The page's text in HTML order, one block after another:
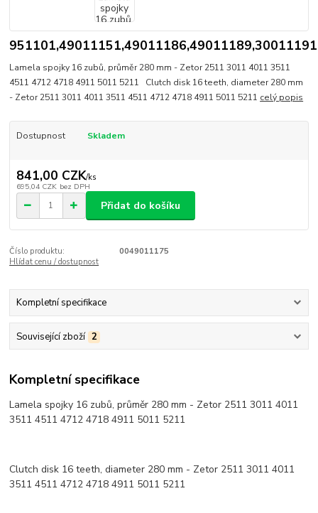
Lamela spojky 16 zubů, průměr 280 mm - Zetor 2511 3011 4011 3511
4511 4712 4718 4911 5011 5211 Clutch disk 16 teeth, diameter 280 mm
- Zetor 2511 3011 4011 3511 4511 4712 4718 4911 5011 5211 celý popis
Dostupnost Skladem
841,00 CZK/ks
695,04 CZK bez DPH
Přidat do košíku
Číslo produktu:
0049011175
Hlídat cenu / dostupnost
Kompletní specifikace
Související zboží 2
Kompletní specifikace
Lamela spojky 16 zubů, průměr 280 mm - Zetor 2511 3011 4011
3511 4511 4712 4718 4911 5011 5211
Clutch disk 16 teeth, diameter 280 mm - Zetor 2511 3011 4011
3511 4511 4712 4718 4911 5011 5211